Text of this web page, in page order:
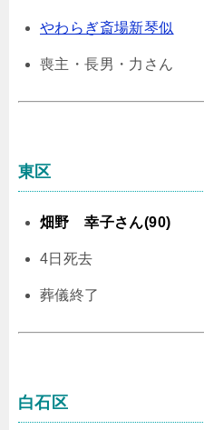
やわらぎ斎場新琴似
喪主・長男・力さん
東区
畑野 幸子さん(90)
4日死去
葬儀終了
白石区